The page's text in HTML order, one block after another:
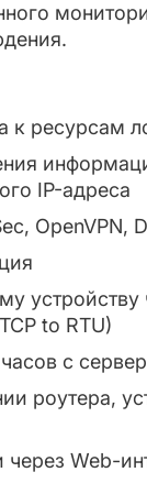
к ресурсам
IP-адреса
OpenVPN,
to RTU)
с
роутера,
через Web-